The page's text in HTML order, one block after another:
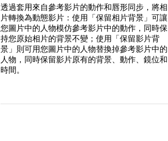
透過套用來自參考影片的動作和唇形同步，將相
片轉換為動態影片：使用「保留相片背景」可讓
您圖片中的人物模仿參考影片中的動作，同時保
持您原始相片的背景不變；使用「保留影片背
景」則可用您圖片中的人物替換掉參考影片中的
人物，同時保留影片原有的背景、動作、鏡位和
時間。